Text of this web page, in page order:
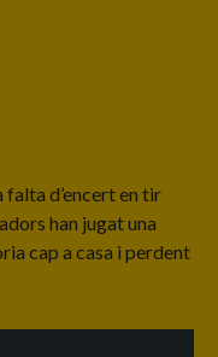
d’encert en tir
han jugat una
cap a casa i perdent